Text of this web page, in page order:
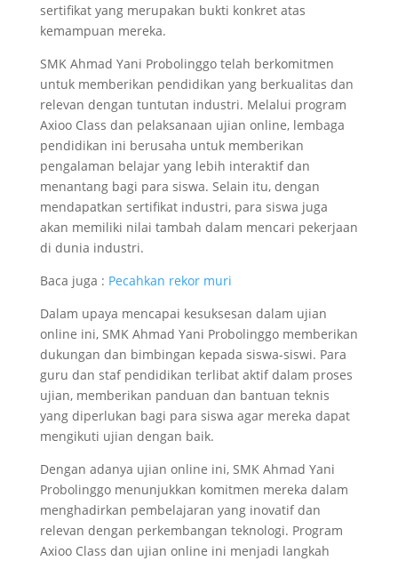
sertifikat yang merupakan bukti konkret atas
kemampuan mereka.
SMK Ahmad Yani Probolinggo telah berkomitmen
untuk memberikan pendidikan yang berkualitas dan
relevan dengan tuntutan industri. Melalui program
Axioo Class dan pelaksanaan ujian online, lembaga
pendidikan ini berusaha untuk memberikan
pengalaman belajar yang lebih interaktif dan
menantang bagi para siswa. Selain itu, dengan
mendapatkan sertifikat industri, para siswa juga
akan memiliki nilai tambah dalam mencari pekerjaan
di dunia industri.
Baca juga : Pecahkan rekor muri
Dalam upaya mencapai kesuksesan dalam ujian
online ini, SMK Ahmad Yani Probolinggo memberikan
dukungan dan bimbingan kepada siswa-siswi. Para
guru dan staf pendidikan terlibat aktif dalam proses
ujian, memberikan panduan dan bantuan teknis
yang diperlukan bagi para siswa agar mereka dapat
mengikuti ujian dengan baik.
Dengan adanya ujian online ini, SMK Ahmad Yani
Probolinggo menunjukkan komitmen mereka dalam
menghadirkan pembelajaran yang inovatif dan
relevan dengan perkembangan teknologi. Program
Axioo Class dan ujian online ini menjadi langkah